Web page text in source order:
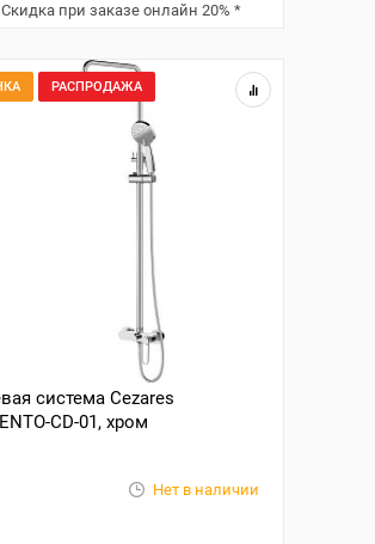
Скидка при заказе онлайн 20% *
РАСПРОДАЖА
система Cezares
CD-01, хром
Нет в наличии